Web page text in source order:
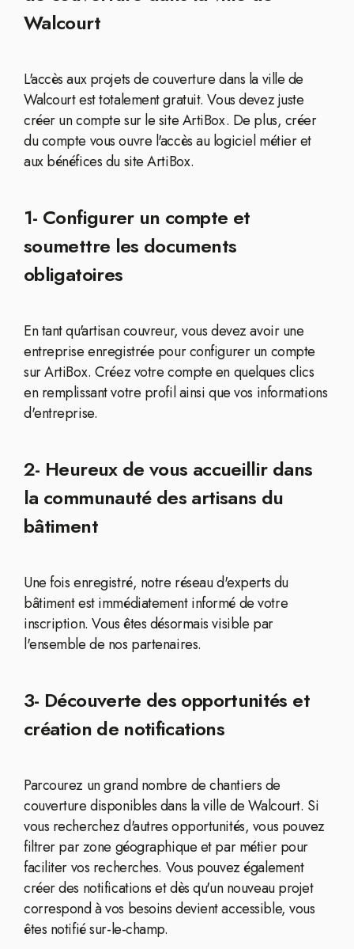
Walcourt
L'accès aux projets de couverture dans la ville de
Walcourt est totalement gratuit. Vous devez juste
créer un compte sur le site ArtiBox. De plus, créer
du compte vous ouvre l'accès au logiciel métier et
aux bénéfices du site ArtiBox.
1- Configurer un compte et
soumettre les documents
obligatoires
En tant qu'artisan couvreur, vous devez avoir une
entreprise enregistrée pour configurer un compte
sur ArtiBox. Créez votre compte en quelques clics
en remplissant votre profil ainsi que vos informations
d'entreprise.
2- Heureux de vous accueillir dans
la communauté des artisans du
bâtiment
Une fois enregistré, notre réseau d'experts du
bâtiment est immédiatement informé de votre
inscription. Vous êtes désormais visible par
l'ensemble de nos partenaires.
3- Découverte des opportunités et
création de notifications
Parcourez un grand nombre de chantiers de
couverture disponibles dans la ville de Walcourt. Si
vous recherchez d'autres opportunités, vous pouvez
filtrer par zone géographique et par métier pour
faciliter vos recherches. Vous pouvez également
créer des notifications et dès qu'un nouveau projet
correspond à vos besoins devient accessible, vous
êtes notifié sur-le-champ.